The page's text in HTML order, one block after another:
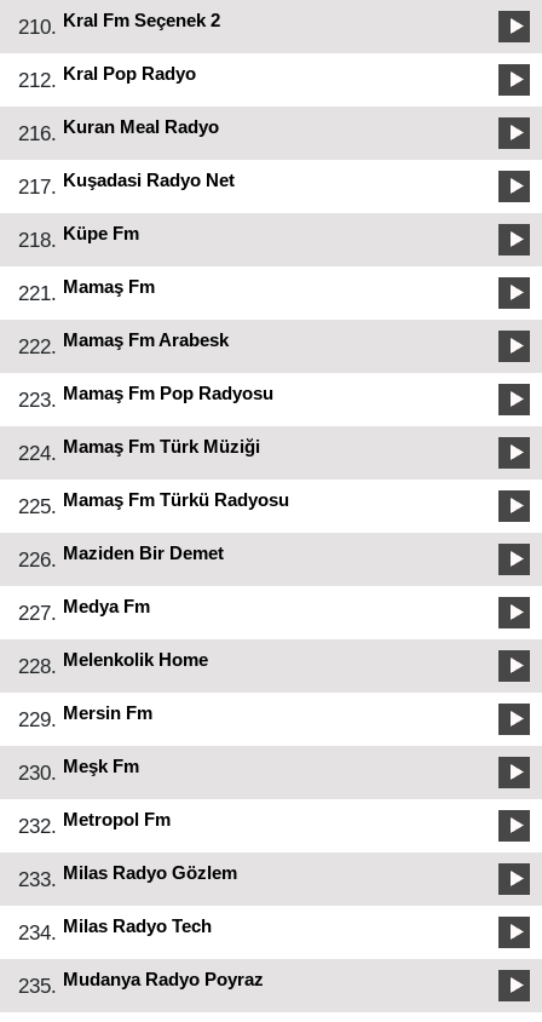
210. Kral Fm Seçenek 2
212. Kral Pop Radyo
216. Kuran Meal Radyo
217. Kuşadasi Radyo Net
218. Küpe Fm
221. Mamaş Fm
222. Mamaş Fm Arabesk
223. Mamaş Fm Pop Radyosu
224. Mamaş Fm Türk Müziği
225. Mamaş Fm Türkü Radyosu
226. Maziden Bir Demet
227. Medya Fm
228. Melenkolik Home
229. Mersin Fm
230. Meşk Fm
232. Metropol Fm
233. Milas Radyo Gözlem
234. Milas Radyo Tech
235. Mudanya Radyo Poyraz